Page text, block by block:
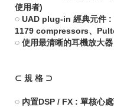
使用者)
◌ UAD plug-in 經典元件 :
1179 compressors、
◌ 使用最清晰的耳機放大
⊂ 規 格 ⊃
◌ 內置DSP / FX : 單核心